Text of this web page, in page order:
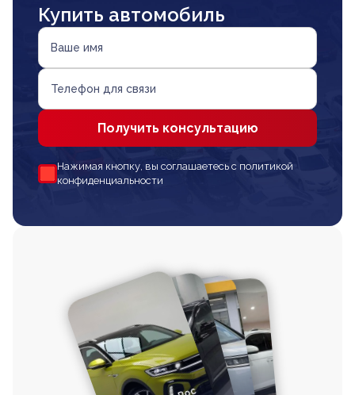
Купить автомобиль
Ваше имя
Телефон для связи
Получить консультацию
Нажимая кнопку, вы соглашаетесь с политикой
конфиденциальности